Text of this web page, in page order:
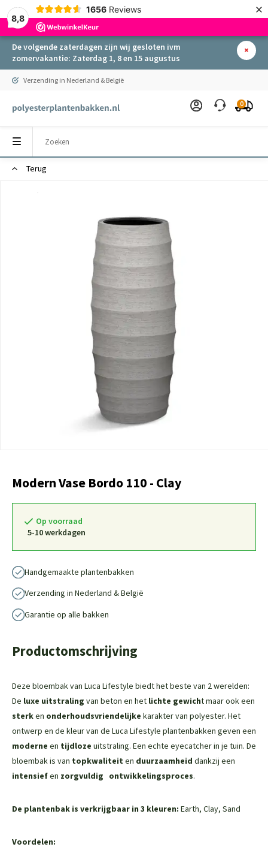
8,8
1656 Reviews ×
De volgende zaterdagen zijn wij gesloten ivm
zomervakantie: Zaterdag 1, 8 en 15 augustus
Verzending in Nederland & België
0
Terug
Modern Vase Bordo 110 - Clay
Op voorraad
5-10 werkdagen
Handgemaakte plantenbakken
Verzending in Nederland & België
Garantie op alle bakken
Productomschrijving
Deze bloembak van Luca Lifestyle biedt het beste van 2 werelden:
De luxe uitstraling van beton en het lichte gewicht maar ook een
sterken onderhoudsvriendelijke karakter van polyester. Het
ontwerp en de kleur van de Luca Lifestyle plantenbakken geven een
moderne en tijdloze uitstraling. Een echte eyecatcher in je tuin. De
bloembak is van topkwaliteit en duurzaamheid dankzij een
intensiefen zorgvuldig ontwikkelingsproces.
De plantenbak is verkrijgbaar in 3 kleuren: Earth, Clay, Sand
Voordelen: